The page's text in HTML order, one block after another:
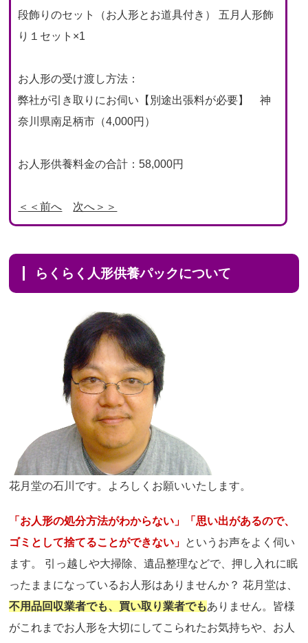
段飾りのセット（お人形とお道具付き） 五月人形飾
り１セット×1
お人形の受け渡し方法：
弊社が引き取りにお伺い【別途出張料が必要】 神
奈川県南足柄市（4,000円）
お人形供養料金の合計：58,000円
＜＜前へ 次へ＞＞
らくらく人形供養パックについて
花月堂の石川です。よろしくお願いいたします。
「お人形の処分方法がわからない」「思い出があるので、
ゴミとして捨てることができない」 というお声をよく伺い
ます。 引っ越しや大掃除、遺品整理などで、押し入れに眠
ったままになっているお人形はありませんか？ 花月堂は、
不用品回収業者でも、買い取り業者でもありません。皆様
がこれまでお人形を大切にしてこられたお気持ちや、お人